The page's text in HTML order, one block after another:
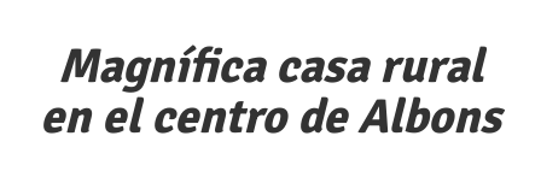
Magnífica casa rural
en el centro de Albons